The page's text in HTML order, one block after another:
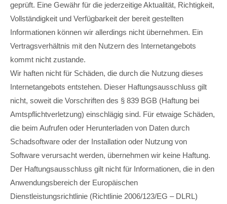
geprüft. Eine Gewähr für die jederzeitige Aktualität, Richtigkeit,
Vollständigkeit und Verfügbarkeit der bereit gestellten
Informationen können wir allerdings nicht übernehmen. Ein
Vertragsverhältnis mit den Nutzern des Internetangebots
kommt nicht zustande.
Wir haften nicht für Schäden, die durch die Nutzung dieses
Internetangebots entstehen. Dieser Haftungsausschluss gilt
nicht, soweit die Vorschriften des § 839 BGB (Haftung bei
Amtspflichtverletzung) einschlägig sind. Für etwaige Schäden,
die beim Aufrufen oder Herunterladen von Daten durch
Schadsoftware oder der Installation oder Nutzung von
Software verursacht werden, übernehmen wir keine Haftung.
Der Haftungsausschluss gilt nicht für Informationen, die in den
Anwendungsbereich der Europäischen
Dienstleistungsrichtlinie (Richtlinie 2006/123/EG – DLRL)